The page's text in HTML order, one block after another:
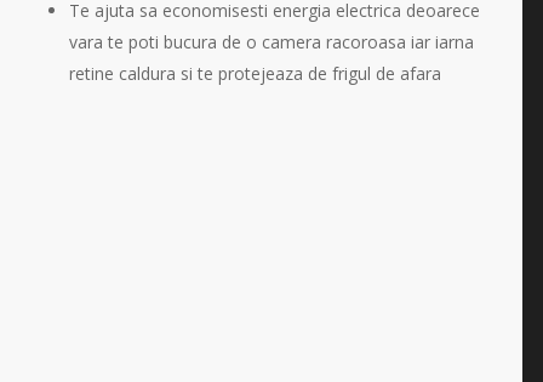
Te ajuta sa economisesti energia electrica deoarece
vara te poti bucura de o camera racoroasa iar iarna
retine caldura si te protejeaza de frigul de afara